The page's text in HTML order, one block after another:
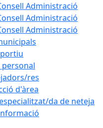
Administració
Administració
Administració
personal
res
d'àrea
da de neteja